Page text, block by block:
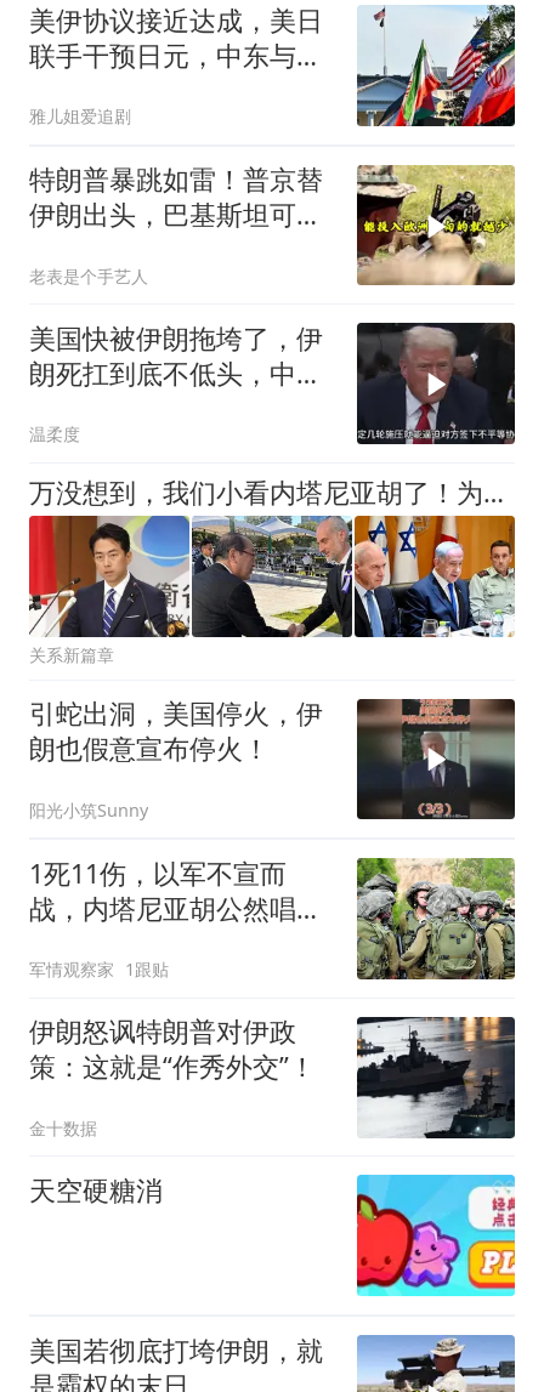
美伊协议接近达成，美日
联手干预日元，中东与金
雅儿姐爱追剧
特朗普暴跳如雷！普京替
伊朗出头，巴基斯坦可能
老表是个手艺人
美国快被伊朗拖垮了，伊
朗死扛到底不低头，中国
温柔度
万没想到，我们小看内塔尼亚胡了！为打垮伊朗，竟主动给高市背书
关系新篇章
引蛇出洞，美国停火，伊
朗也假意宣布停火！
阳光小筑Sunny
1死11伤，以军不宣而
战，内塔尼亚胡公然唱反
军情观察家 1跟贴
伊朗怒讽特朗普对伊政
策：这就是“作秀外交”！
金十数据
天空硬糖消
美国若彻底打垮伊朗，就
是霸权的末日